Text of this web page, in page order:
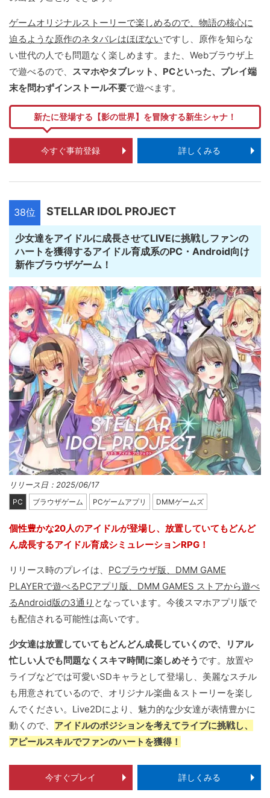
ゲームオリジナルストーリーで楽しめるので、物語の核心に
迫るような原作のネタバレはほぼないですし、原作を知らな
い世代の人でも問題なく楽しめます。また、Webブラウザ上
で遊べるので、 スマホやタブレット、PCといった、プレイ端
末を問わずインストール不要で遊べます。
新たに登場する【影の世界】を冒険する新生シャナ！
今すぐ事前登録 詳しくみる
38位 STELLAR IDOL PROJECT
少女達をアイドルに成長させてLIVEに挑戦しファンの
ハートを獲得するアイドル育成系のPC・Android向け
新作ブラウザゲーム！
リリース日：2025/06/17
PC ブラウザゲーム PCゲームアプリ DMMゲームズ
個性豊かな20人のアイドルが登場し、放置していてもどんど
ん成長するアイドル育成シミュレーションRPG！
リリース時のプレイは、 PCブラウザ版、DMM GAME
PLAYERで遊べるPCアプリ版、DMM GAMES ストアから遊べ
るAndroid版の3通り となっています。今後スマホアプリ版で
も配信される可能性は高いです。
少女達は放置していてもどんどん成長していくので、リアル
忙しい人でも問題なくスキマ時間に楽しめそう です。放置や
ライブなどでは可愛いSDキャラとして登場し、美麗なスチル
も用意されているので、オリジナル楽曲＆ストーリーを楽し
んでください。Live2Dにより、魅力的な少女達が表情豊かに
動くので、 アイドルのポジションを考えてライブに挑戦し、
アピールスキルでファンのハートを獲得！
今すぐプレイ 詳しくみる